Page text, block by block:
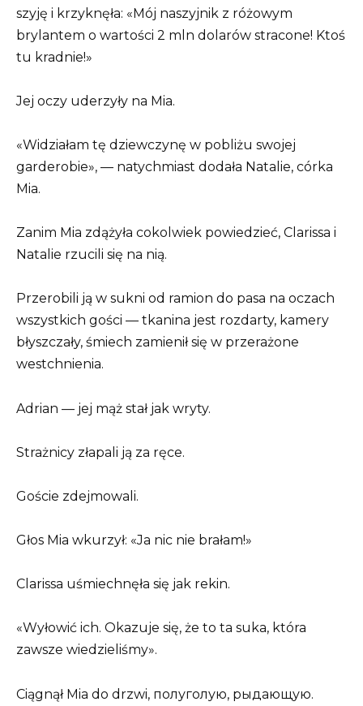
szyję i krzyknęła: «Mój naszyjnik z różowym
brylantem o wartości 2 mln dolarów stracone! Ktoś
tu kradnie!»
Jej oczy uderzyły na Mia.
«Widziałam tę dziewczynę w pobliżu swojej
garderobie», — natychmiast dodała Natalie, córka
Mia.
Zanim Mia zdążyła cokolwiek powiedzieć, Clarissa i
Natalie rzucili się na nią.
Przerobili ją w sukni od ramion do pasa na oczach
wszystkich gości — tkanina jest rozdarty, kamery
błyszczały, śmiech zamienił się w przerażone
westchnienia.
Adrian — jej mąż stał jak wryty.
Strażnicy złapali ją za ręce.
Goście zdejmowali.
Głos Mia wkurzył: «Ja nic nie brałam!»
Clarissa uśmiechnęła się jak rekin.
«Wyłowić ich. Okazuje się, że to ta suka, która
zawsze wiedzieliśmy».
Ciągnął Mia do drzwi, полуголую, рыдающую.